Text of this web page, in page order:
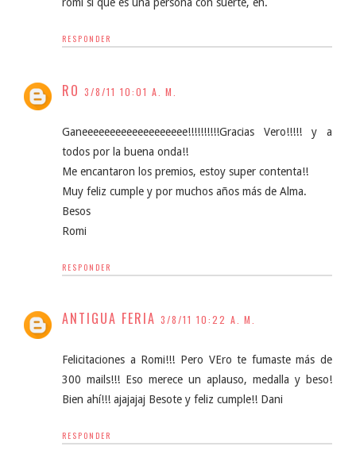
RESPONDER
RO 3/8/11 10:01 A. M.
Ganeeeeeeeeeeeeeeeeeee!!!!!!!!!!Gracias Vero!!!!! y a
todos por la buena onda!!
Me encantaron los premios, estoy super contenta!!
Muy feliz cumple y por muchos años más de Alma.
Besos
Romi
RESPONDER
ANTIGUA FERIA 3/8/11 10:22 A. M.
Felicitaciones a Romi!!! Pero VEro te fumaste más de
300 mails!!! Eso merece un aplauso, medalla y beso!
Bien ahí!!! ajajajaj Besote y feliz cumple!! Dani
RESPONDER